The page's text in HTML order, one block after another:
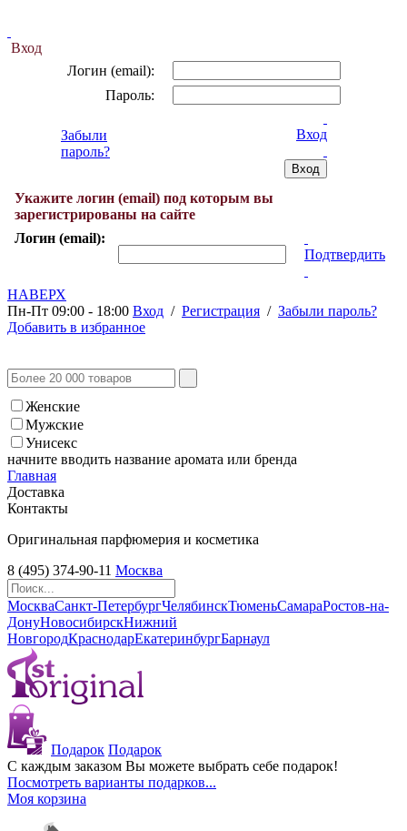
Вход
Логин (email):
Пароль:
Забыли
пароль?
Вход
Укажите логин (email) под которым вы
зарегистрированы на сайте
Логин (email):
Подтвердить
НАВЕРХ
Пн-Пт 09:00 - 18:00 Вход / Регистрация / Забыли пароль?
Добавить в избранное
Женские
Мужские
Унисекс
начните вводить название аромата или бренда
Главная
Доставка
Контакты
Оригинальная парфюмерия и косметика
8 (495) 374-90-11 Москва
МоскваСанкт-ПетербургЧелябинскТюменьСамараРостов-на-
ДонуНовосибирскНижний
НовгородКраснодарЕкатеринбургБарнаул
Подарок Подарок
С каждым заказом Вы можете выбрать себе подарок!
Посмотреть варианты подарков...
Моя корзина